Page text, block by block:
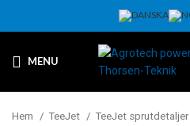
MENU
Hem TeeJet TeeJet sprutdetaljer